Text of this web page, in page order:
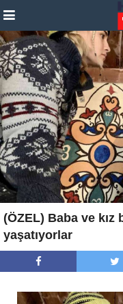
(ÖZEL) Baba ve kız
yaşatıyorlar